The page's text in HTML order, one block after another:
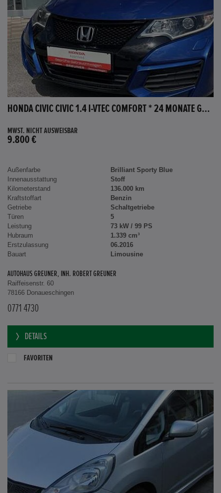
HONDA CIVIC CIVIC 1.4 I-VTEC COMFORT * 24 MONATE GARANTIE *
MWST. NICHT AUSWEISBAR
9.800 €
Außenfarbe
Brilliant Sporty Blue
Innenausstattung
Stoff
Kilometerstand
136.000 km
Kraftstoffart
Benzin
Getriebe
Schaltgetriebe
Türen
5
Leistung
73 kW / 99 PS
Hubraum
1.339 cm³
Erstzulassung
06.2016
Bauart
Limousine
AUTOHAUS GREUNER, INH. ROBERT GREUNER
Raiffeisenstr. 60
78166 Donaueschingen
0771 4730
DETAILS
FAVORITEN